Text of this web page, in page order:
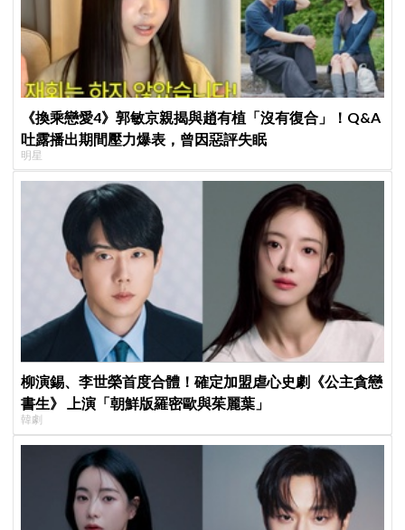
《換乘戀愛4》郭敏京親揭與趙有植「沒有復合」！Q&A
吐露播出期間壓力爆表，曾因惡評失眠
明星
柳演錫、李世榮首度合體！確定加盟虐心史劇《公主貪戀
書生》 上演「朝鮮版羅密歐與茱麗葉」
韓劇